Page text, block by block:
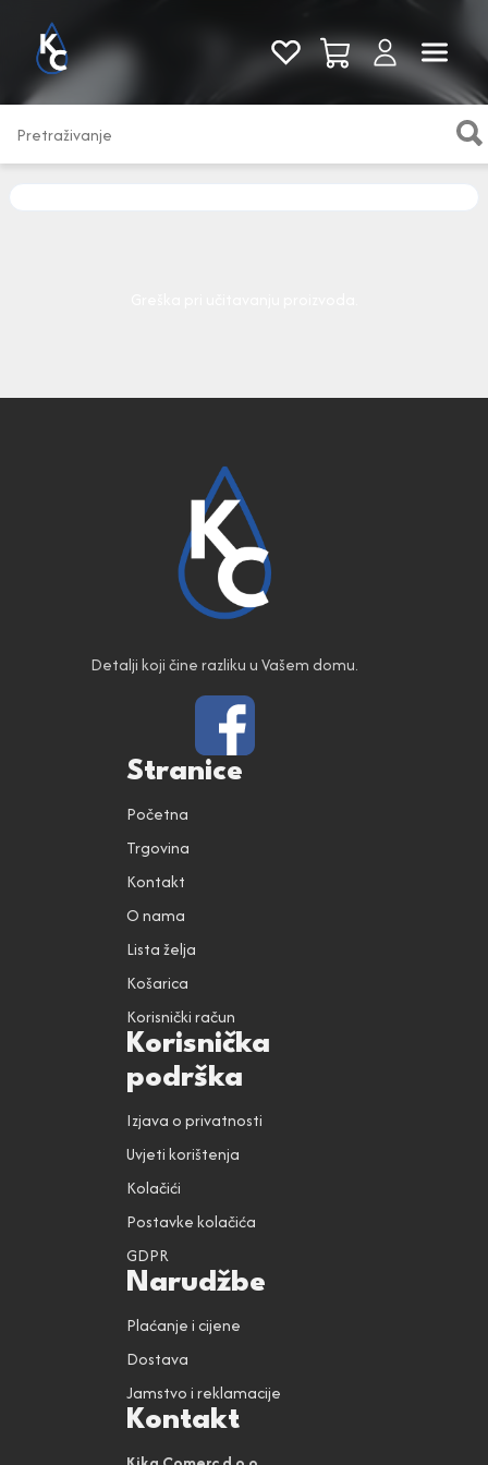
Pogledaj sve
Detalji koji čine razliku u Vašem domu.
Stranice
Početna
Trgovina
Kontakt
O nama
Lista želja
Košarica
Korisnički račun
Korisnička
podrška
Izjava o privatnosti
Uvjeti korištenja
Kolačići
Postavke kolačića
GDPR
Narudžbe
Plaćanje i cijene
Dostava
Jamstvo i reklamacije
Kontakt